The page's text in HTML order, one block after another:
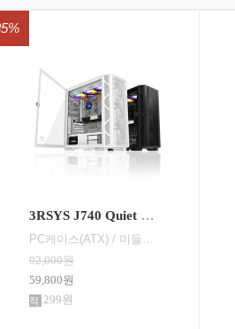
3RSYS J740 Quiet 화이트
92,000원
59,800원
299원